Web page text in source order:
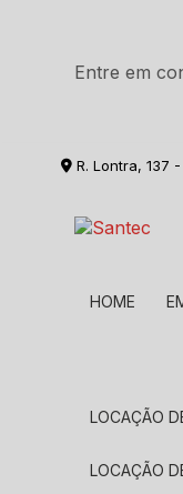
Entre em
R. Lontra, 137
HOME
LOCAÇÃO
LOCAÇÃO